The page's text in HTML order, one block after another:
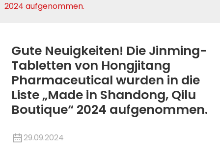
2024 aufgenommen.
Gute Neuigkeiten! Die Jinming-
Tabletten von Hongjitang
Pharmaceutical wurden in die
Liste „Made in Shandong, Qilu
Boutique“ 2024 aufgenommen.
29.09.2024